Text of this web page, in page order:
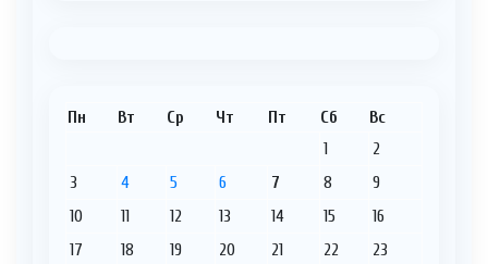
Пн Вт Ср Чт Пт Сб Вс
1
2
3
4 5 6 7 8
9
10
11 12 13 14 15
16
17
18 19 20 21 22
23